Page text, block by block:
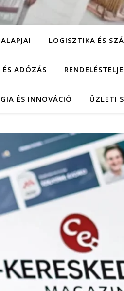
LOGISZTIKA ÉS
ÉS ADÓZÁS
ÉS INNOVÁCIÓ ÜZLETI